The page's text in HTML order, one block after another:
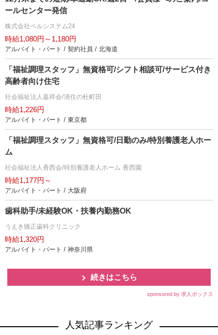
ールセンター発信
株式会社ベルシステム24
時給1,080円～1,180円
アルバイト・パート / 契約社員 / 北海道
「福祉調理スタッフ」無資格可/シフト相談可/サービス付き
高齢者向け住宅
社会福祉法人嘉祥会/清住の杜町田
時給1,226円
アルバイト・パート / 東京都
「福祉調理スタッフ」無資格可/日勤のみ/特別養護老人ホー
ム
社会福祉法人香西会/特別養護老人ホーム 香西園
時給1,177円～
アルバイト・パート / 大阪府
歯科助手/未経験OK・扶養内勤務OK
うえき矯正歯科クリニック
時給1,320円
アルバイト・パート / 神奈川県
続きはこちら
sponsored by 求人ボックス
人気記事ランキング